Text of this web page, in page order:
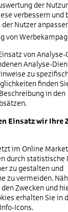
der
verbessern und
Nutzer
von
von Analyse-
Analyse-
zu
finden
in den
Einsatz wir Ihre
im Online
durch statistische
zu gestalten und
zu vermeiden.
Zwecken und
erhalten Sie in
Icons.